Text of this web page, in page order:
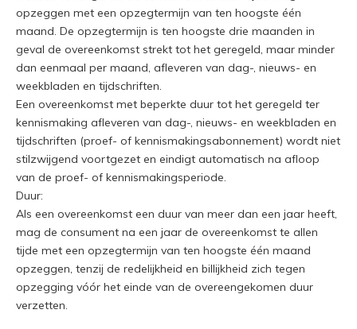
opzeggen met een opzegtermijn van ten hoogste één
maand. De opzegtermijn is ten hoogste drie maanden in
geval de overeenkomst strekt tot het geregeld, maar minder
dan eenmaal per maand, afleveren van dag-, nieuws- en
weekbladen en tijdschriften.
Een overeenkomst met beperkte duur tot het geregeld ter
kennismaking afleveren van dag-, nieuws- en weekbladen en
tijdschriften (proef- of kennismakingsabonnement) wordt niet
stilzwijgend voortgezet en eindigt automatisch na afloop
van de proef- of kennismakingsperiode.
Duur:
Als een overeenkomst een duur van meer dan een jaar heeft,
mag de consument na een jaar de overeenkomst te allen
tijde met een opzegtermijn van ten hoogste één maand
opzeggen, tenzij de redelijkheid en billijkheid zich tegen
opzegging vóór het einde van de overeengekomen duur
verzetten.